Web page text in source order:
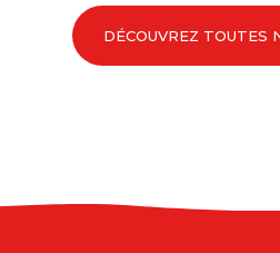
DÉCOUVREZ TOUTES